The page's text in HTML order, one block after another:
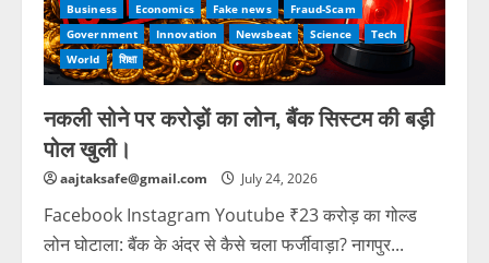
Business Economics Fake news
Fraud-Scam
Government
Innovation Newsbeat Science
Tech
World
शिक्षा
नकली सोने पर करोड़ों का लोन, बैंक सिस्टम की बड़ी
पोल खुली।
aajtaksafe@gmail.com July 24, 2026
Facebook Instagram Youtube ₹23 करोड़ का गोल्ड
लोन घोटाला: बैंक के अंदर से कैसे चला फर्जीवाड़ा? नागपुर...